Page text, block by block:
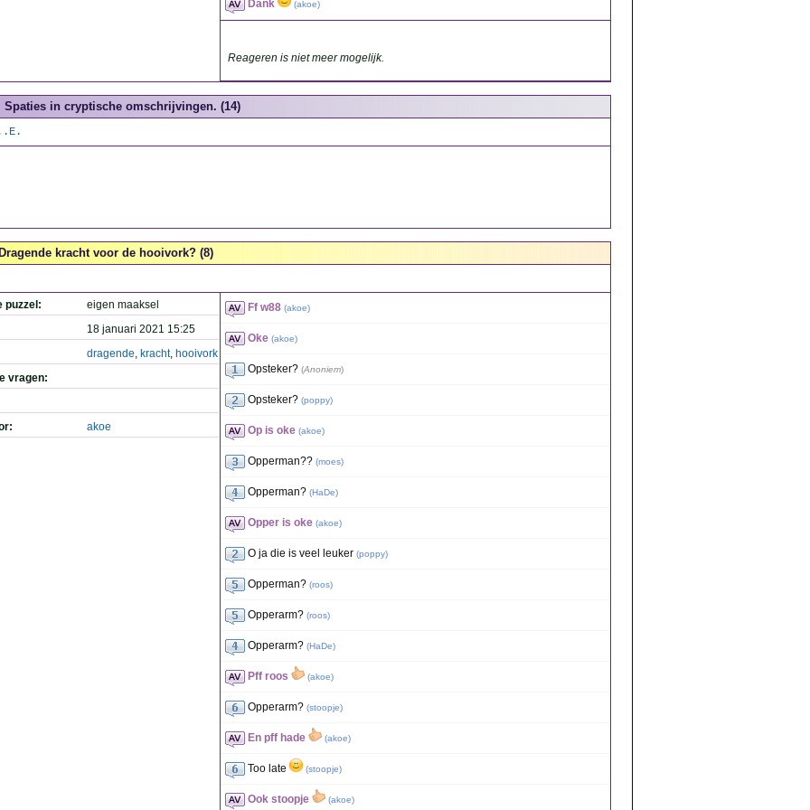
Dank (akoe)
Reageren is niet meer mogelijk.
Spaties in cryptische omschrijvingen. (14)
kracht voor de hooivork? (8)
puzzel:
eigen maaksel
18 januari 2021 15:25
dragende, kracht, hooivork
vragen:
akoe
Ff w88 (akoe)
Oke (akoe)
Opsteker? (Anoniem)
Opsteker? (poppy)
Op is oke (akoe)
Opperman?? (moes)
Opperman? (HaDe)
Opper is oke (akoe)
O ja die is veel leuker (poppy)
Opperman? (roos)
Opperarm? (roos)
Opperarm? (HaDe)
Pff roos (akoe)
Opperarm? (stoopje)
En pff hade (akoe)
Too late (stoopje)
Ook stoopje (akoe)